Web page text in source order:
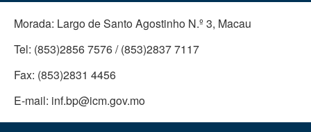
Morada: Largo de Santo Agostinho N.º 3, Macau
Tel: (853)2856 7576 / (853)2837 7117
Fax: (853)2831 4456
E-mail: inf.bp@icm.gov.mo